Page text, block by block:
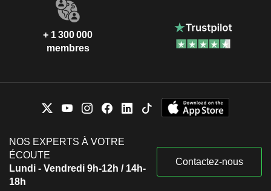
+ 1 300 000
membres
NOS EXPERTS À VOTRE
ÉCOUTE
Lundi - Vendredi 9h-12h / 14h-
18h
Contactez-nous